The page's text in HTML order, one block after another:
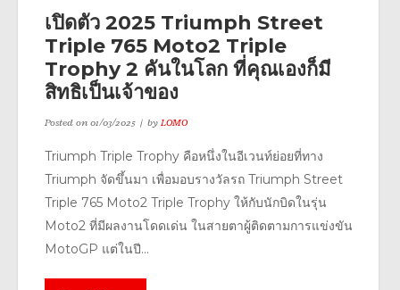
เปิดตัว 2025 Triumph Street
Triple 765 Moto2 Triple
Trophy 2 คันในโลก ที่คุณเองก็มี
สิทธิเป็นเจ้าของ
Posted on01/03/2025 byLOMO
Triumph Triple Trophy คือหนึ่งในอีเวนท์ย่อยที่ทาง
Triumph จัดขึ้นมา เพื่อมอบรางวัลรถ Triumph Street
Triple 765 Moto2 Triple Trophy ให้กับนักบิดในรุ่น
Moto2 ที่มีผลงานโดดเด่น ในสายตาผู้ติดตามการแข่งขัน
MotoGP แต่ในปี...